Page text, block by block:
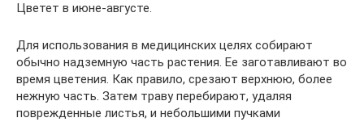
Цветет в июне-августе.
Для использования в медицинских целях собирают
обычно надземную часть растения. Ее заготавливают во
время цветения. Как правило, срезают верхнюю, более
нежную часть. Затем траву перебирают, удаляя
поврежденные листья, и небольшими пучками